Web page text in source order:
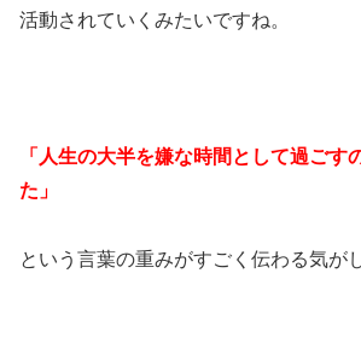
活動されていくみたいですね。
「人生の大半を嫌な時間として過ごす
た」
という言葉の重みがすごく伝わる気が